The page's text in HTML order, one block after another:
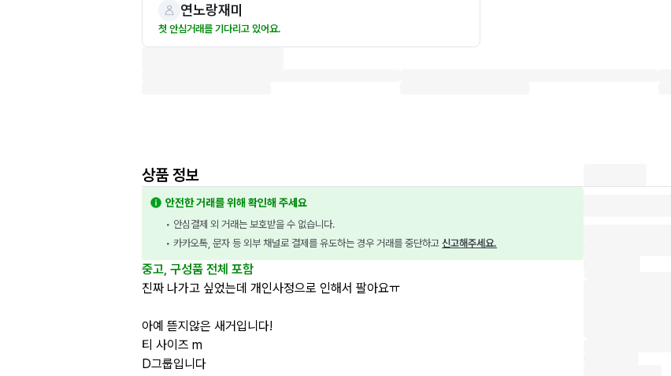
연노랑재미
첫 안심거래를 기다리고 있어요.
상품 정보
안전한 거래를 위해 확인해 주세요
• 안심결제 외 거래는 보호받을 수 없습니다.
• 카카오톡, 문자 등 외부 채널로 결제를 유도하는 경우 거래를 중단하고 신고해주세요.
중고, 구성품 전체 포함
진짜 나가고 싶었는데 개인사정으로 인해서 팔아요ㅠ
아예 뜯지않은 새거입니다!
티 사이즈 m
D그룹입니다